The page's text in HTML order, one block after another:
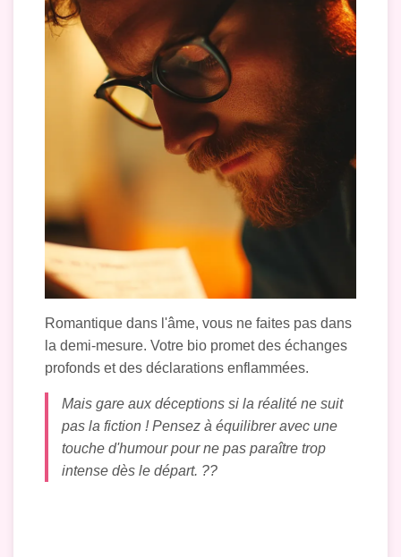
Romantique dans l'âme, vous ne faites pas dans
la demi-mesure. Votre bio promet des échanges
profonds et des déclarations enflammées.
Mais gare aux déceptions si la réalité ne suit
pas la fiction ! Pensez à équilibrer avec une
touche d'humour pour ne pas paraître trop
intense dès le départ. ??️